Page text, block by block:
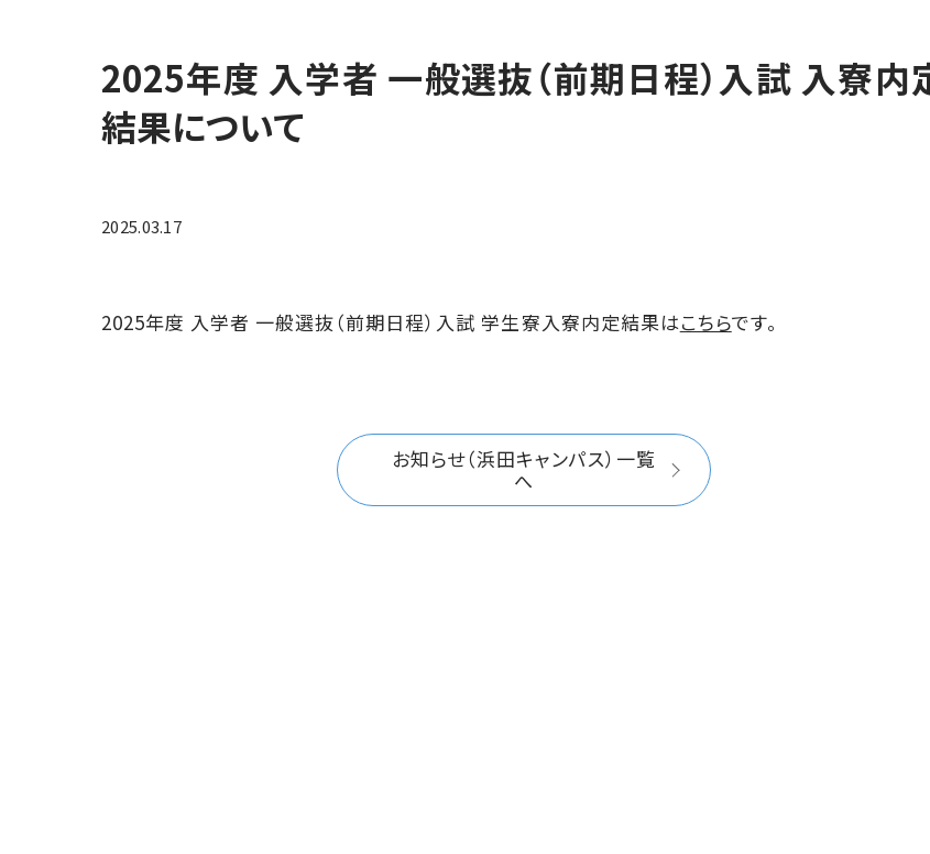
2025年度 入学者 一般選抜（前期日程）入試 入寮内
結果について
2025.03.17
2025年度 入学者 一般選抜（前期日程）入試 学生寮入寮内定結果はこちらです。
お知らせ（浜田キャンパス）一覧
へ